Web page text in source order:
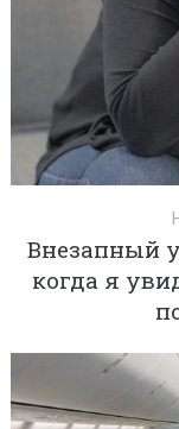
Внезапный
когда я